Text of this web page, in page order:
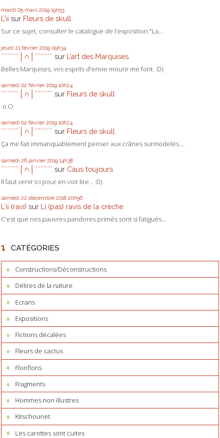
mardi 05 mars 2019 19h53
L'ii sur Fleurs de skull
Sur ce sujet, consulter le catalogue de l'exposition "La...
jeudi 21 février 2019 09h34
ˉˉˉˉˉˉ│∩│ˉˉˉˉˉˉ sur L’art des Marquises
Belles Marquises, vos esprits d'envie mourir me font. :D)
samedi 02 février 2019 10h24
ˉˉˉˉˉˉ│∩│ˉˉˉˉˉˉ sur Fleurs de skull
o.O
samedi 02 février 2019 10h24
ˉˉˉˉˉˉ│∩│ˉˉˉˉˉˉ sur Fleurs de skull
Ça me fait immanquablement penser aux crânes surmodelés....
samedi 26 janvier 2019 14h38
ˉˉˉˉˉˉ│∩│ˉˉˉˉˉˉ sur Caus toujours
Il faut venir ici pour en voir lire... :D)
samedi 22 décembre 2018 20h56
L'ii (ravi) sur Li (pas) ravis de la crèche
C'est que nos pauvres pandores primés sont si fatigués...
CATÉGORIES
Constructions/Déconstructions
Délires de la nature
Ecrans
Expositions
Fictions décalées
Fleurs de cactus
Flonflons
Fragments
Hommes non illustres
Kitschounet
Les carottes sont cuites